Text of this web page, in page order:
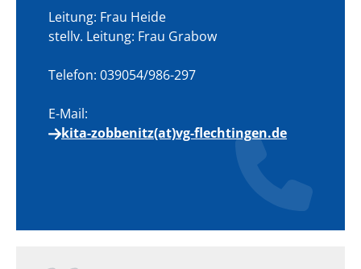
Leitung: Frau Heide
stellv. Leitung: Frau Grabow
Telefon: 039054/986-297
E-Mail:
kita-zobbenitz(at)vg-flechtingen.de